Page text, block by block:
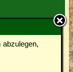
abzulegen,